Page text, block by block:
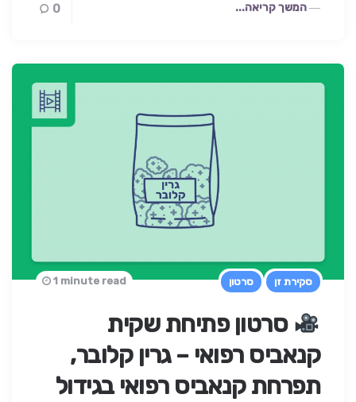
המשך קריאה... 0
סקירת זן סרטון
סרטון פתיחת שקית
קנאביס רפואי – גרין קלובר,
תפרחת קנאביס רפואי בגידול
1 minute read